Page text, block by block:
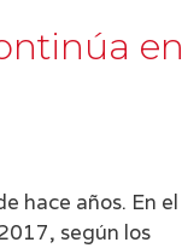
en
hace años. En el
según los